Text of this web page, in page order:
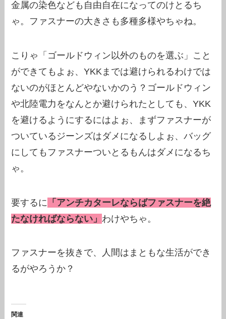
金属の染色なども自由自在になってのけとるち
ゃ。ファスナーの大きさも多種多様やちゃね。
こりゃ「ゴールドウィン以外のものを選ぶ」こと
ができてもよぉ、YKKまでは避けられるわけでは
ないのがほとんどやないかのう？ゴールドウィン
や北陸電力をなんとか避けられたとしても、YKK
を避けるようにするにはよぉ、まずファスナーが
ついているジーンズはダメになるしよぉ、バッグ
にしてもファスナーついとるもんはダメになるち
ゃ。
要するに 「アンチカターレならばファスナーを絶
たなければならない」 わけやちゃ。
ファスナーを抜きで、人間はまともな生活ができ
るがやろうか？
関連